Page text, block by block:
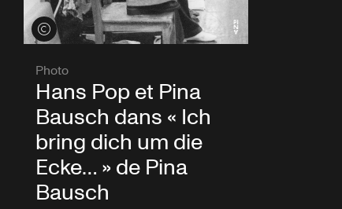
Voir les crédits
Photo
Hans Pop et Pina
Bausch dans « Ich
bring dich um die
Ecke… » de Pina
Bausch